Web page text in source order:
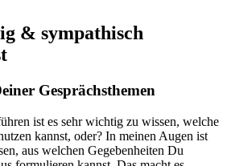
& sympathisch
Gesprächsthemen
ist es sehr wichtig zu wissen, welche
kannst, oder? In meinen Augen ist
aus welchen Gegebenheiten Du